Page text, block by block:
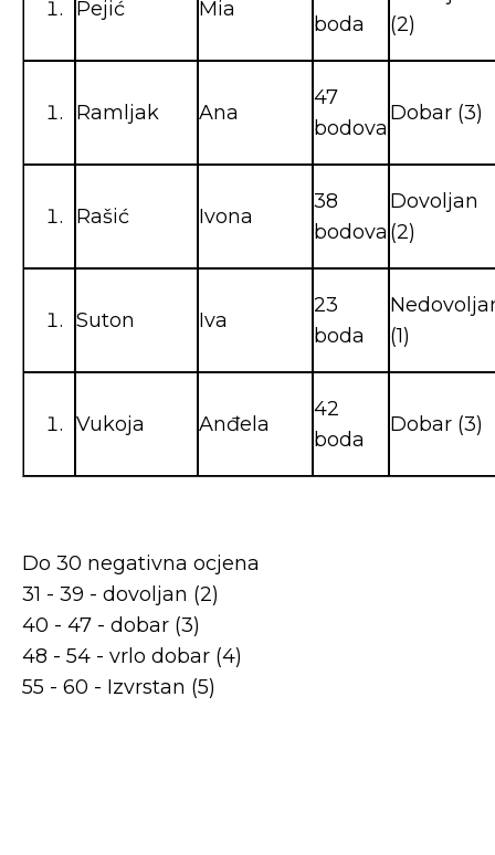
Pejić Mia
boda
(2)
Ramljak Ana
47
bodova
Dobar (3)
Rašić Ivona
38
bodova
Dovoljan
(2)
Suton Iva
23
boda
(1)
Vukoja Anđela
42
boda
Dobar (3)
Do 30 negativna ocjena
31 - 39 - dovoljan (2)
40 - 47 - dobar (3)
48 - 54 - vrlo dobar (4)
55 - 60 - Izvrstan (5)